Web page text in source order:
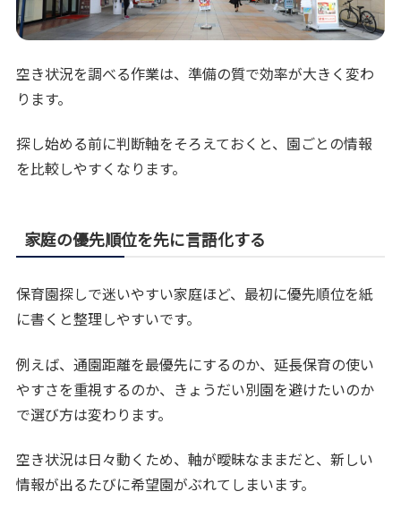
空き状況を調べる作業は、準備の質で効率が大きく変わ
ります。
探し始める前に判断軸をそろえておくと、園ごとの情報
を比較しやすくなります。
家庭の優先順位を先に言語化する
保育園探しで迷いやすい家庭ほど、最初に優先順位を紙
に書くと整理しやすいです。
例えば、通園距離を最優先にするのか、延長保育の使い
やすさを重視するのか、きょうだい別園を避けたいのか
で選び方は変わります。
空き状況は日々動くため、軸が曖昧なままだと、新しい
情報が出るたびに希望園がぶれてしまいます。